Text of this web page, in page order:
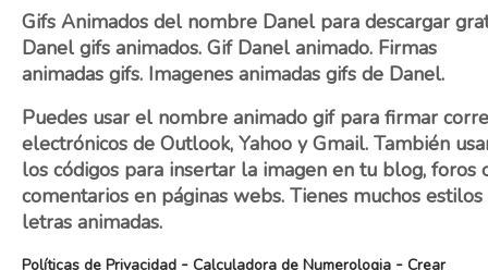
Gifs Animados del nombre Danel para descargar
Danel gifs animados. Gif Danel animado. Firmas
animadas gifs. Imagenes animadas gifs de Danel.
Puedes usar el nombre animado gif para firmar
electrónicos de Outlook, Yahoo y Gmail. También
los códigos para insertar la imagen en tu blog, foros
comentarios en páginas webs. Tienes muchos estilos
letras animadas.
Políticas de Privacidad - Calculadora de Numerologia - Crear